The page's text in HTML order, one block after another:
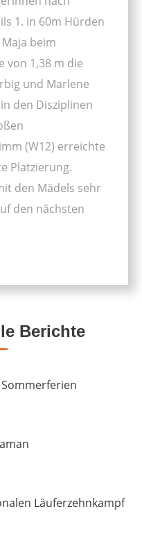
1. in 60m Hürden
beim
von 1,38 m die
und Marlene
den Disziplinen
(W12) erreichte
Platzierung.
den Mädels sehr
den nächsten
Berichte
Läuferzehnkampf